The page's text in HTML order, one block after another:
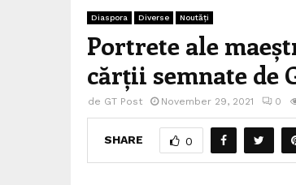
Diaspora Diverse Noutăți
Portrete ale
cărții semnate de
de GT Post November 29, 2021 0
SHARE 0